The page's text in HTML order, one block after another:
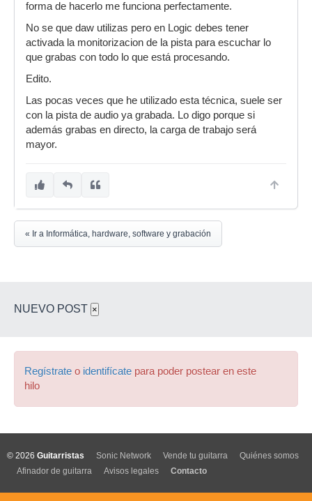
forma de hacerlo me funciona perfectamente.
No se que daw utilizas pero en Logic debes tener
activada la monitorizacion de la pista para escuchar lo
que grabas con todo lo que está procesando.
Edito.
Las pocas veces que he utilizado esta técnica, suele ser
con la pista de audio ya grabada. Lo digo porque si
además grabas en directo, la carga de trabajo será
mayor.
« Ir a Informática, hardware, software y grabación
NUEVO POST ×
Regístrate o identifícate para poder postear en este
hilo
© 2026 Guitarristas Sonic Network Vende tu guitarra
Quiénes somos
Afinador de guitarra
Avisos legales Contacto